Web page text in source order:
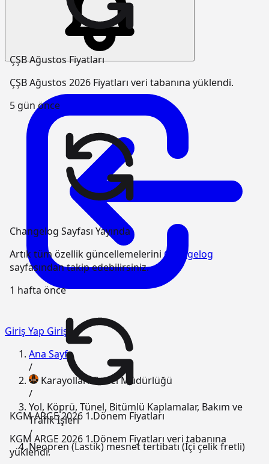
ÇŞB Ağustos Fiyatları
ÇŞB Ağustos 2026 Fiyatları veri tabanına yüklendi.
5 gün önce
Changelog Sayfası Yayında
Artık tüm özellik güncellemeleriniChangelog
sayfasından takip edebilirsiniz.
1 hafta önce
KGM ARGE 2026 1.Dönem Fiyatları
KGM ARGE 2026 1.Dönem Fiyatları veri tabanına
yüklendi.
Giriş Yap Giriş
Ana Sayfa
/
Karayolları Genel Müdürlüğü
/
Yol, Köprü, Tünel, Bitümlü Kaplamalar, Bakım ve
Trafik İşleri
/
Neopren (Lastik) mesnet tertibatı (İçi çelik fretli)